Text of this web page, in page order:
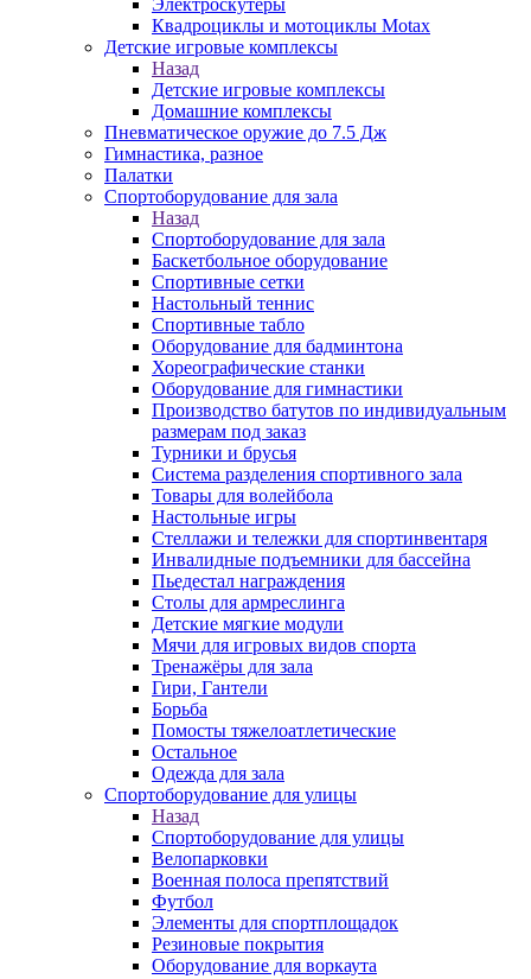
Электроскутеры
Квадроциклы и мотоциклы Motax
Детские игровые комплексы
Назад
Детские игровые комплексы
Домашние комплексы
Пневматическое оружие до 7.5 Дж
Гимнастика, разное
Палатки
Спортоборудование для зала
Назад
Спортоборудование для зала
Баскетбольное оборудование
Спортивные сетки
Настольный теннис
Спортивные табло
Оборудование для бадминтона
Хореографические станки
Оборудование для гимнастики
Производство батутов по индивидуальным
размерам под заказ
Турники и брусья
Система разделения спортивного зала
Товары для волейбола
Настольные игры
Стеллажи и тележки для спортинвентаря
Инвалидные подъемники для бассейна
Пьедестал награждения
Столы для армреслинга
Детские мягкие модули
Мячи для игровых видов спорта
Тренажёры для зала
Гири, Гантели
Борьба
Помосты тяжелоатлетические
Остальное
Одежда для зала
Спортоборудование для улицы
Назад
Спортоборудование для улицы
Велопарковки
Военная полоса препятствий
Футбол
Элементы для спортплощадок
Резиновые покрытия
Оборудование для воркаута